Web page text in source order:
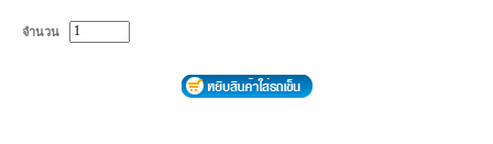
จำนวน